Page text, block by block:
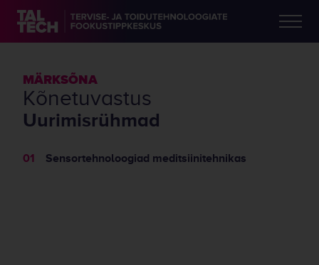
MÄRKSÕNA
kõnetuvastus
Uurimisrühmad
Sensortehnoloogiad meditsiinitehnikas